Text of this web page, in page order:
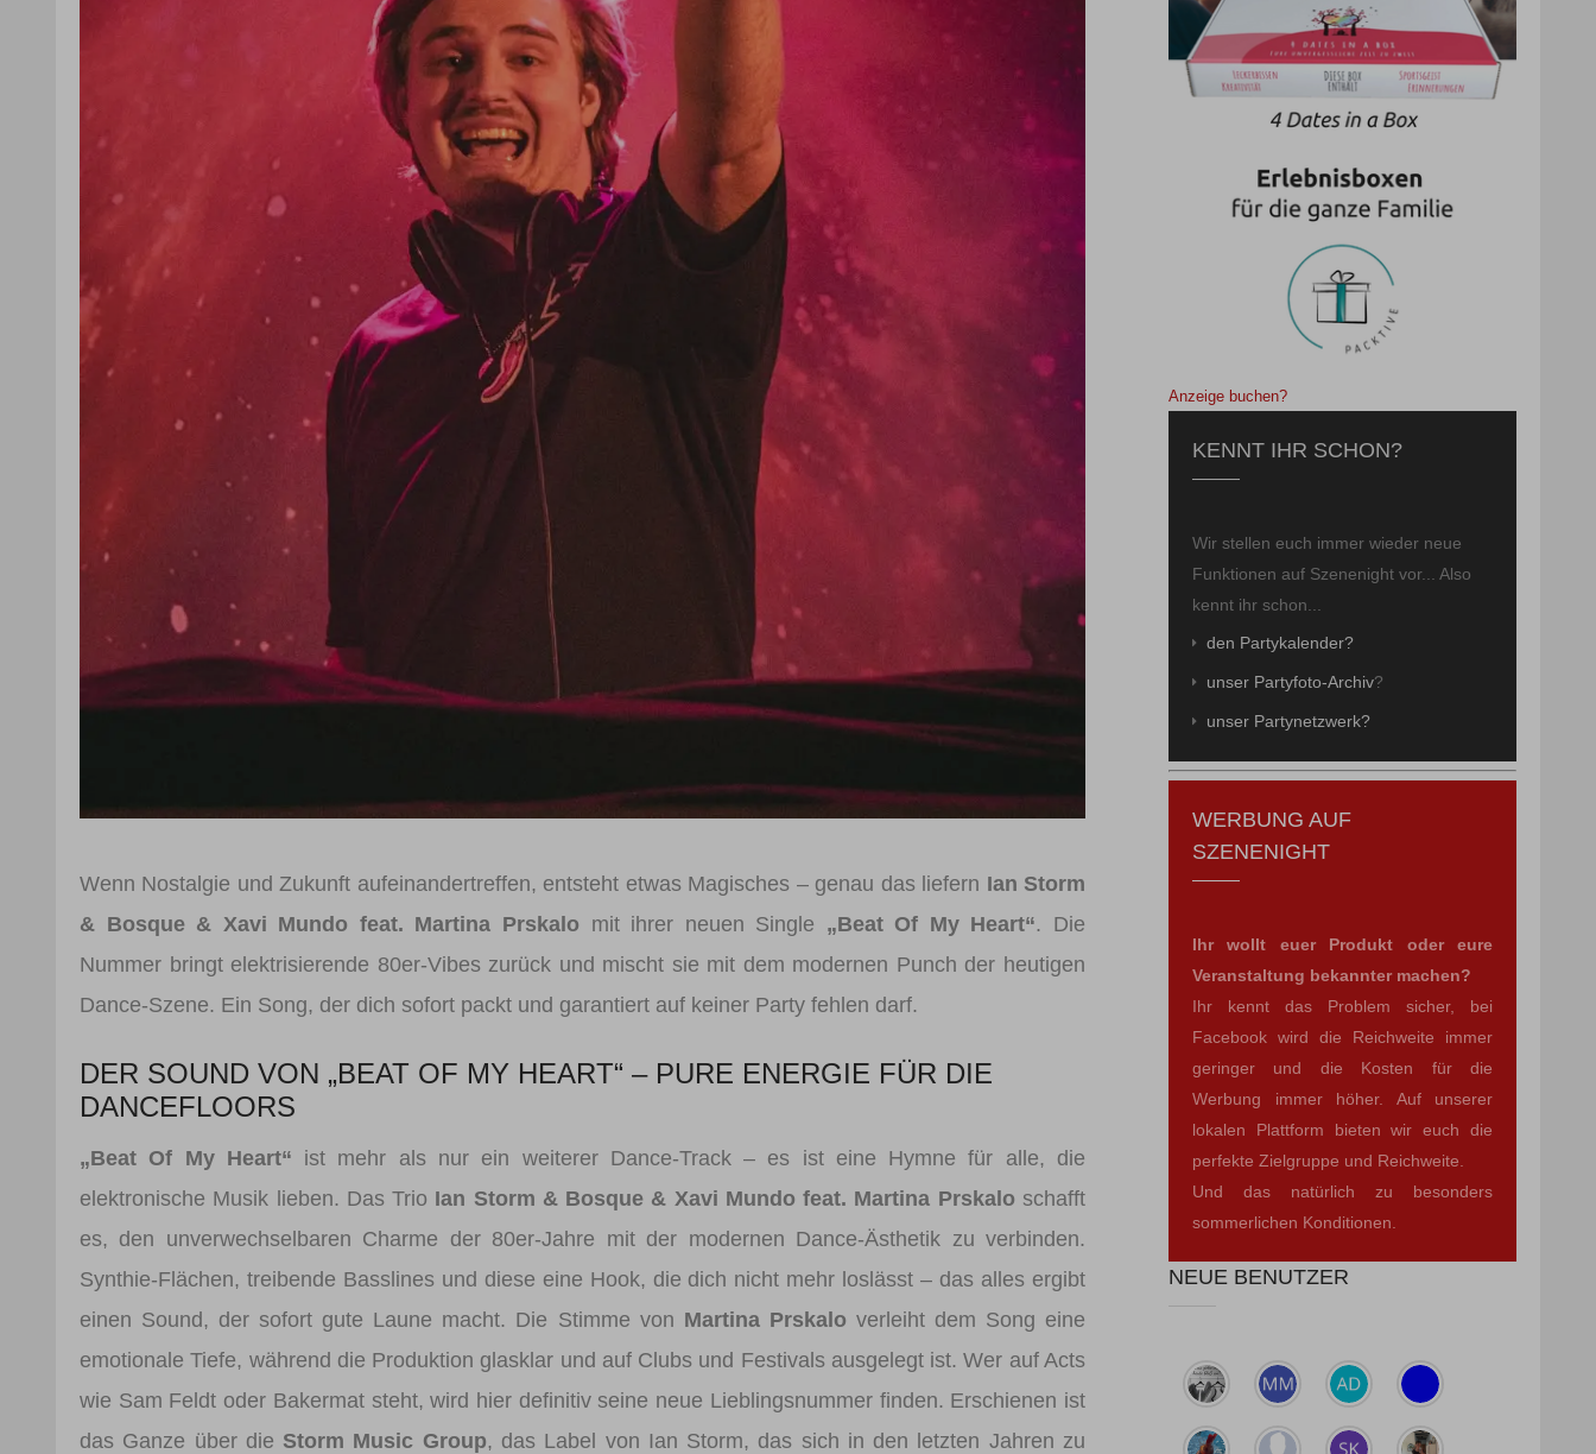
Wenn Nostalgie und Zukunft aufeinandertreffen, entsteht etwas Magisches – genau das liefern Ian Storm
& Bosque & Xavi Mundo feat. Martina Prskalo mit ihrer neuen Single „Beat Of My Heart“. Die
Nummer bringt elektrisierende 80er-Vibes zurück und mischt sie mit dem modernen Punch der heutigen
Dance-Szene. Ein Song, der dich sofort packt und garantiert auf keiner Party fehlen darf.
DER SOUND VON „BEAT OF MY HEART“ – PURE ENERGIE FÜR DIE
DANCEFLOORS
„Beat Of My Heart“ ist mehr als nur ein weiterer Dance-Track – es ist eine Hymne für alle, die
elektronische Musik lieben. Das Trio Ian Storm & Bosque & Xavi Mundo feat. Martina Prskalo schafft
es, den unverwechselbaren Charme der 80er-Jahre mit der modernen Dance-Ästhetik zu verbinden.
Synthie-Flächen, treibende Basslines und diese eine Hook, die dich nicht mehr loslässt – das alles ergibt
einen Sound, der sofort gute Laune macht. Die Stimme von Martina Prskalo verleiht dem Song eine
emotionale Tiefe, während die Produktion glasklar und auf Clubs und Festivals ausgelegt ist. Wer auf Acts
wie Sam Feldt oder Bakermat steht, wird hier definitiv seine neue Lieblingsnummer finden. Erschienen ist
das Ganze über die Storm Music Group, das Label von Ian Storm, das sich in den letzten Jahren zu
Anzeige buchen?
KENNT IHR SCHON?
Wir stellen euch immer wieder neue
Funktionen auf Szenenight vor... Also
kennt ihr schon...
den Partykalender?
unser Partyfoto-Archiv?
unser Partynetzwerk?
WERBUNG AUF
SZENENIGHT
Ihr wollt euer Produkt oder eure
Veranstaltung bekannter machen?
Ihr kennt das Problem sicher, bei
Facebook wird die Reichweite immer
geringer und die Kosten für die
Werbung immer höher. Auf unserer
lokalen Plattform bieten wir euch die
perfekte Zielgruppe und Reichweite.
Und das natürlich zu besonders
sommerlichen Konditionen.
NEUE BENUTZER